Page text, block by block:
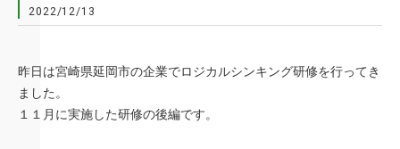
2022/12/13
昨日は宮崎県延岡市の企業でロジカルシンキング研修を行ってき
ました。
１１月に実施した研修の後編です。